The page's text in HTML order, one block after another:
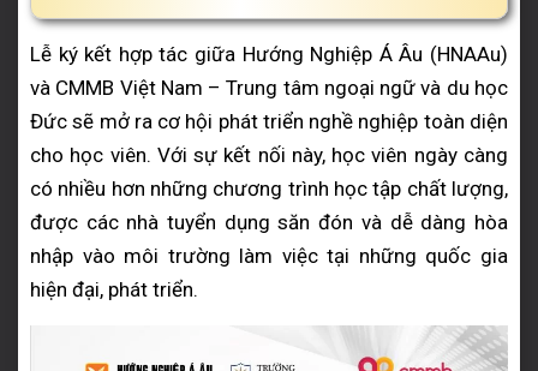
Lễ ký kết hợp tác giữa Hướng Nghiệp Á Âu (HNAAu)
và CMMB Việt Nam – Trung tâm ngoại ngữ và du học
Đức sẽ mở ra cơ hội phát triển nghề nghiệp toàn diện
cho học viên. Với sự kết nối này, học viên ngày càng
có nhiều hơn những chương trình học tập chất lượng,
được các nhà tuyển dụng săn đón và dễ dàng hòa
nhập vào môi trường làm việc tại những quốc gia
hiện đại, phát triển.